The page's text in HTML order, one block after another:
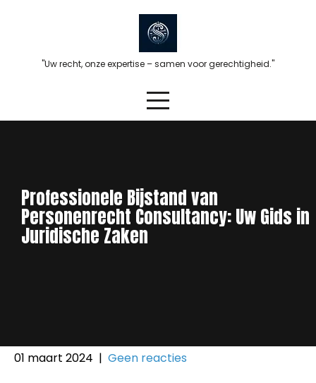
"Uw recht, onze expertise – samen voor gerechtigheid."
Professionele Bijstand van
Personenrecht Consultancy: Uw Gids in
Juridische Zaken
01 maart 2024 | Geen reacties